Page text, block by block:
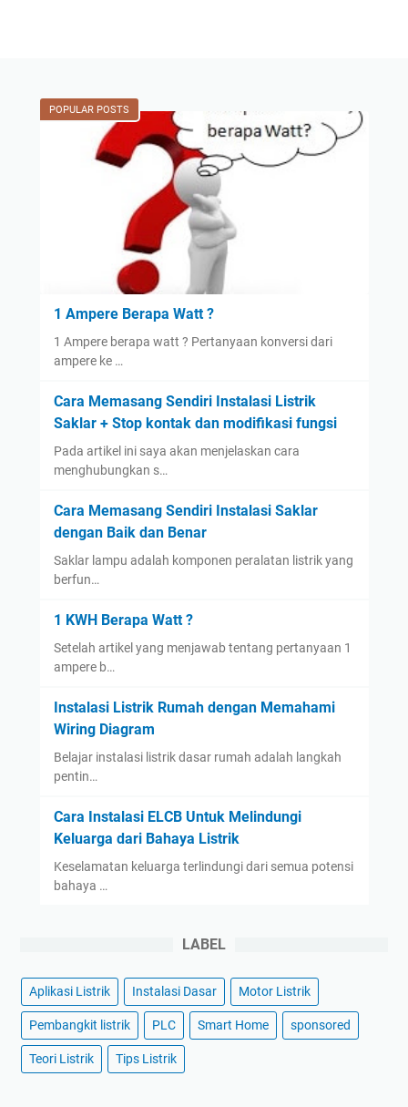
POPULAR POSTS
1 Ampere Berapa Watt ?
1 Ampere berapa watt ? Pertanyaan konversi dari
ampere ke …
Cara Memasang Sendiri Instalasi Listrik
Saklar + Stop kontak dan modifikasi fungsi
Pada artikel ini saya akan menjelaskan cara
menghubungkan s…
Cara Memasang Sendiri Instalasi Saklar
dengan Baik dan Benar
Saklar lampu adalah komponen peralatan listrik yang
berfun…
1 KWH Berapa Watt ?
Setelah artikel yang menjawab tentang pertanyaan 1
ampere b…
Instalasi Listrik Rumah dengan Memahami
Wiring Diagram
Belajar instalasi listrik dasar rumah adalah langkah
pentin…
Cara Instalasi ELCB Untuk Melindungi
Keluarga dari Bahaya Listrik
Keselamatan keluarga terlindungi dari semua potensi
bahaya …
LABEL
Aplikasi Listrik Instalasi Dasar Motor Listrik
Pembangkit listrik PLC Smart Home sponsored
Teori Listrik Tips Listrik